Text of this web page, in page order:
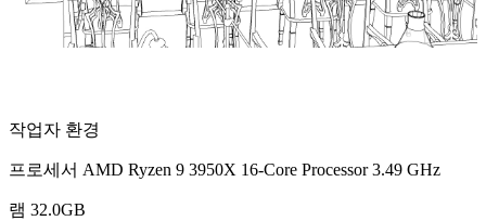
작업자 환경
프로세서 AMD Ryzen 9 3950X 16-Core Processor 3.49 GHz
램 32.0GB